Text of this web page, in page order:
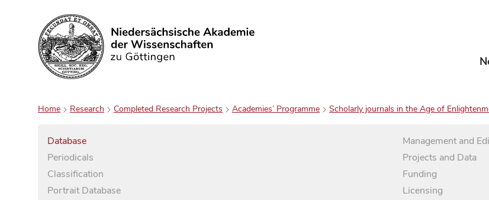
Search
Home Research Completed Research Projects Academies’ Programme Scholarly journals in the Age of
Database
Periodicals
Classification
Portrait Database
Management and
Projects and Data
Funding
Licensing